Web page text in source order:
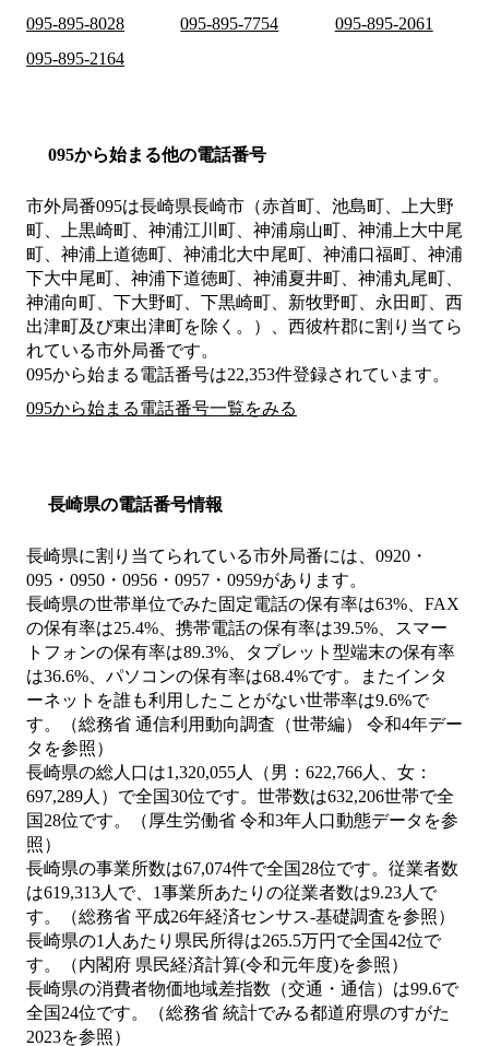
095-895-8028
095-895-7754
095-895-2061
095-895-2164
095から始まる他の電話番号
市外局番095は長崎県長崎市（赤首町、池島町、上大野
町、上黒崎町、神浦江川町、神浦扇山町、神浦上大中尾
町、神浦上道徳町、神浦北大中尾町、神浦口福町、神浦
下大中尾町、神浦下道徳町、神浦夏井町、神浦丸尾町、
神浦向町、下大野町、下黒崎町、新牧野町、永田町、西
出津町及び東出津町を除く。）、西彼杵郡に割り当てら
れている市外局番です。
095から始まる電話番号は22,353件登録されています。
095から始まる電話番号一覧をみる
長崎県の電話番号情報
長崎県に割り当てられている市外局番には、0920・
095・0950・0956・0957・0959があります。
長崎県の世帯単位でみた固定電話の保有率は63%、FAX
の保有率は25.4%、携帯電話の保有率は39.5%、スマー
トフォンの保有率は89.3%、タブレット型端末の保有率
は36.6%、パソコンの保有率は68.4%です。またインタ
ーネットを誰も利用したことがない世帯率は9.6%で
す。（総務省 通信利用動向調査（世帯編） 令和4年デー
タを参照）
長崎県の総人口は1,320,055人（男：622,766人、女：
697,289人）で全国30位です。世帯数は632,206世帯で全
国28位です。（厚生労働省 令和3年人口動態データを参
照）
長崎県の事業所数は67,074件で全国28位です。従業者数
は619,313人で、1事業所あたりの従業者数は9.23人で
す。（総務省 平成26年経済センサス‐基礎調査を参照）
長崎県の1人あたり県民所得は265.5万円で全国42位で
す。（内閣府 県民経済計算(令和元年度)を参照）
長崎県の消費者物価地域差指数（交通・通信）は99.6で
全国24位です。（総務省 統計でみる都道府県のすがた
2023を参照）